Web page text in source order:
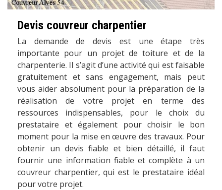
Devis couvreur charpentier
La demande de devis est une étape très
importante pour un projet de toiture et de la
charpenterie. Il s’agit d’une activité qui est faisable
gratuitement et sans engagement, mais peut
vous aider absolument pour la préparation de la
réalisation de votre projet en terme des
ressources indispensables, pour le choix du
prestataire et également pour choisir le bon
moment pour la mise en œuvre des travaux. Pour
obtenir un devis fiable et bien détaillé, il faut
fournir une information fiable et complète à un
couvreur charpentier, qui est le prestataire idéal
pour votre projet.